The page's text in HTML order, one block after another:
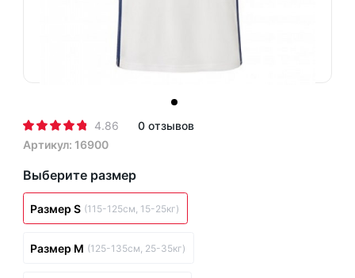
4.86
0 отзывов
Артикул: 16900
Выберите размер
Размер S (115-125см, 15-25кг)
Размер M (125-135см, 25-35кг)